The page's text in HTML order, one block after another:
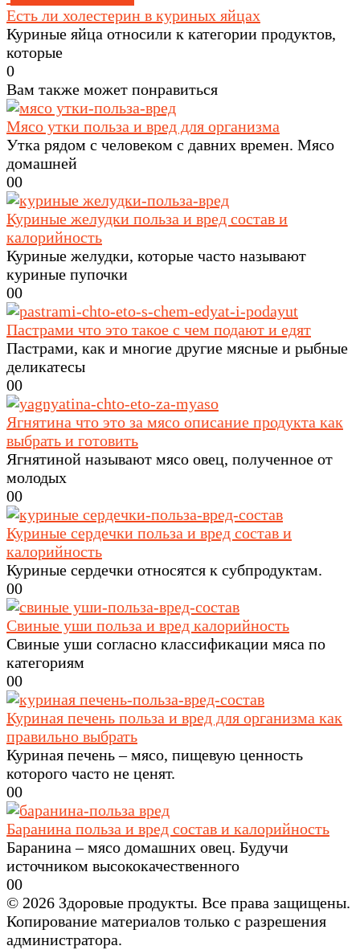
Есть ли холестерин в куриных яйцах
Куриные яйца относили к категории продуктов,
которые
0
Вам также может понравиться
Мясо утки польза и вред для организма
Утка рядом с человеком с давних времен. Мясо
домашней
00
Куриные желудки польза и вред состав и
калорийность
Куриные желудки, которые часто называют
куриные пупочки
00
Пастрами что это такое с чем подают и едят
Пастрами, как и многие другие мясные и рыбные
деликатесы
00
Ягнятина что это за мясо описание продукта как
выбрать и готовить
Ягнятиной называют мясо овец, полученное от
молодых
00
Куриные сердечки польза и вред состав и
калорийность
Куриные сердечки относятся к субпродуктам.
00
Свиные уши польза и вред калорийность
Свиные уши согласно классификации мяса по
категориям
00
Куриная печень польза и вред для организма как
правильно выбрать
Куриная печень – мясо, пищевую ценность
которого часто не ценят.
00
Баранина польза и вред состав и калорийность
Баранина – мясо домашних овец. Будучи
источником высококачественного
00
© 2026 Здоровые продукты. Все права защищены.
Копирование материалов только с разрешения
администратора.